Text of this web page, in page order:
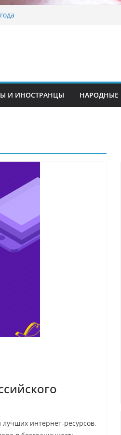
Йули
и
И ИНОСТРАНЦЫ НАРОДНЫЕ
интернет-ресурсов,